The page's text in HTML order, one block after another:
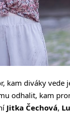
kam diváky vede
odhalit, kam
Jitka Čechová,